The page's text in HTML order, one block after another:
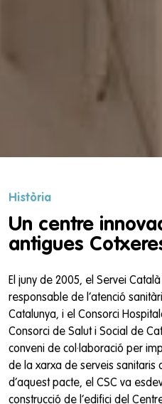
Història
Un centre
antigues
El juny de 2005, el Servei
responsable de l’atenció
Catalunya, i el Consorci
Consorci de Salut i Social de
conveni de col·laboració per
de la xarxa de serveis sanitaris
d’aquest pacte, el CSC va
construcció de l’edifici del